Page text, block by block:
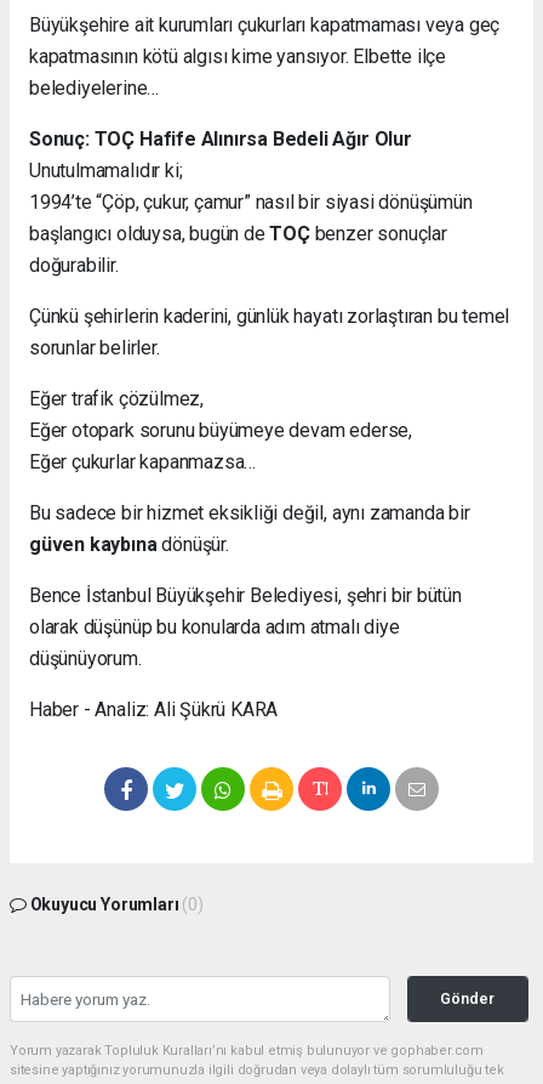
Büyükşehire ait kurumları çukurları kapatmaması veya geç
kapatmasının kötü algısı kime yansıyor. Elbette ilçe
belediyelerine…
Sonuç: TOÇ Hafife Alınırsa Bedeli Ağır Olur
Unutulmamalıdır ki;
1994’te “Çöp, çukur, çamur” nasıl bir siyasi dönüşümün
başlangıcı olduysa, bugün deTOÇbenzer sonuçlar
doğurabilir.
Çünkü şehirlerin kaderini, günlük hayatı zorlaştıran bu temel
sorunlar belirler.
Eğer trafik çözülmez,
Eğer otopark sorunu büyümeye devam ederse,
Eğer çukurlar kapanmazsa…
Bu sadece bir hizmet eksikliği değil, aynı zamanda bir
güven kaybınadönüşür.
Bence İstanbul Büyükşehir Belediyesi, şehri bir bütün
olarak düşünüp bu konularda adım atmalı diye
düşünüyorum.
Haber - Analiz: Ali Şükrü KARA
Okuyucu Yorumları (0)
Gönder
Yorum yazarak Topluluk Kuralları’nı kabul etmiş bulunuyor ve gophaber.com
sitesine yaptığınız yorumunuzla ilgili doğrudan veya dolaylı tüm sorumluluğu tek